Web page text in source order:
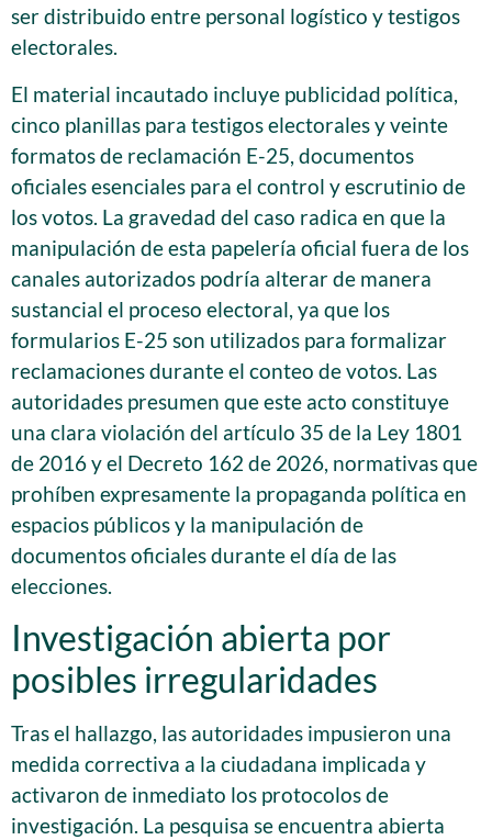
ser distribuido entre personal logístico y testigos
electorales.
El material incautado incluye publicidad política,
cinco planillas para testigos electorales y veinte
formatos de reclamación E-25, documentos
oficiales esenciales para el control y escrutinio de
los votos. La gravedad del caso radica en que la
manipulación de esta papelería oficial fuera de los
canales autorizados podría alterar de manera
sustancial el proceso electoral, ya que los
formularios E-25 son utilizados para formalizar
reclamaciones durante el conteo de votos. Las
autoridades presumen que este acto constituye
una clara violación del artículo 35 de la Ley 1801
de 2016 y el Decreto 162 de 2026, normativas que
prohíben expresamente la propaganda política en
espacios públicos y la manipulación de
documentos oficiales durante el día de las
elecciones.
Investigación abierta por
posibles irregularidades
Tras el hallazgo, las autoridades impusieron una
medida correctiva a la ciudadana implicada y
activaron de inmediato los protocolos de
investigación. La pesquisa se encuentra abierta